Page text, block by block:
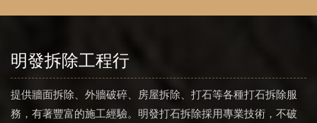
明發拆除工程行
提供牆面拆除、外牆破碎、房屋拆除、打石等各種打石拆除服
務，有著豐富的施工經驗。明發打石拆除採用專業技術，不破